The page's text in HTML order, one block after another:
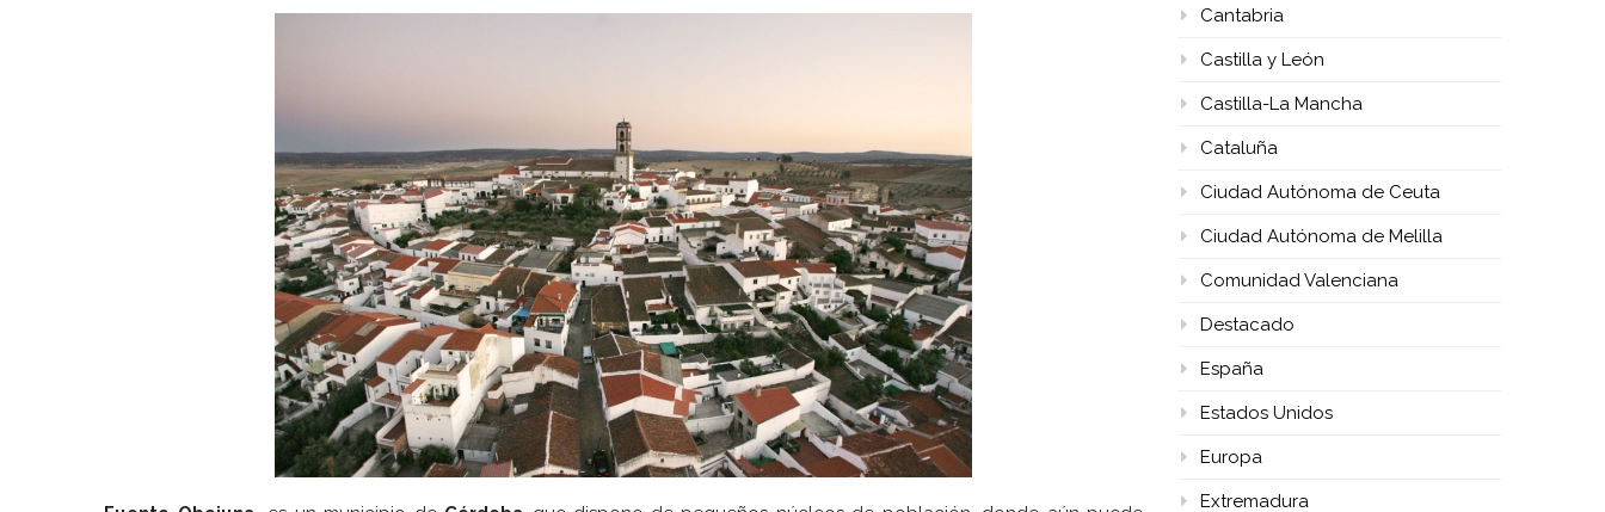
Cantabria
Castilla y León
Castilla-La Mancha
Cataluña
Ciudad Autónoma de Ceuta
Ciudad Autónoma de Melilla
Comunidad Valenciana
Destacado
España
Estados Unidos
Europa
Extremadura